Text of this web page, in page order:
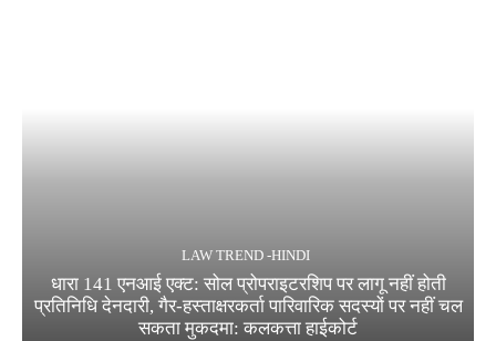
LAW TREND -HINDI
धारा 141 एनआई एक्ट: सोल प्रोपराइटरशिप पर लागू नहीं होती
प्रतिनिधि देनदारी, गैर-हस्ताक्षरकर्ता पारिवारिक सदस्यों पर नहीं चल
सकता मुकदमा: कलकत्ता हाईकोर्ट